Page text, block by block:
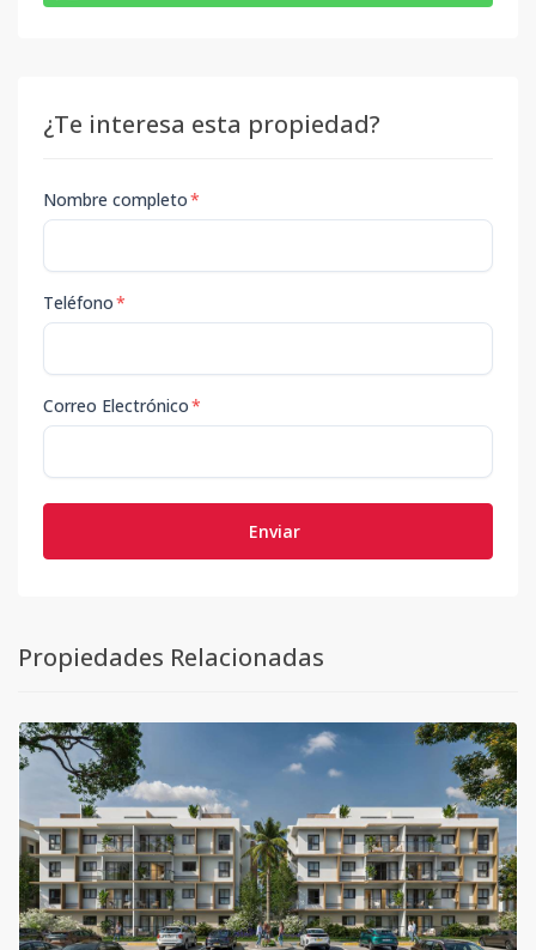
¿Te interesa esta propiedad?
Nombre completo*
Teléfono*
Correo Electrónico*
Enviar
Propiedades Relacionadas